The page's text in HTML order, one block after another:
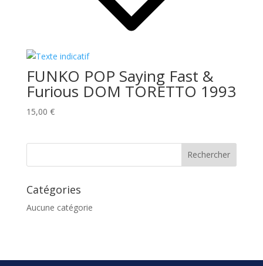
FUNKO POP Saying Fast &
Furious DOM TORETTO 1993
15,00 €
Catégories
Aucune catégorie